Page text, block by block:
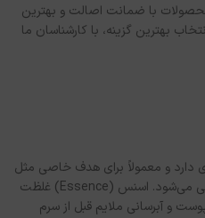
با ضمانت اصالت و بهترین
بهترین گزینه، با کارشناسان ما
دارد و معمولاً برای هدف خاصی مثل
می‌شود. اسنس (Essence)
غلظت
و آبرسانی ملایم قبل از سرم